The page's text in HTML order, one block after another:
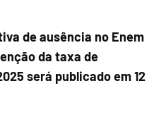
de ausência no Enem
da taxa de
será publicado em 12